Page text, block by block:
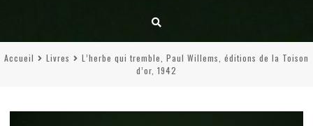
Accueil Livres
L’herbe qui tremble, Paul Willems, éditions de la Toison
d’or, 1942